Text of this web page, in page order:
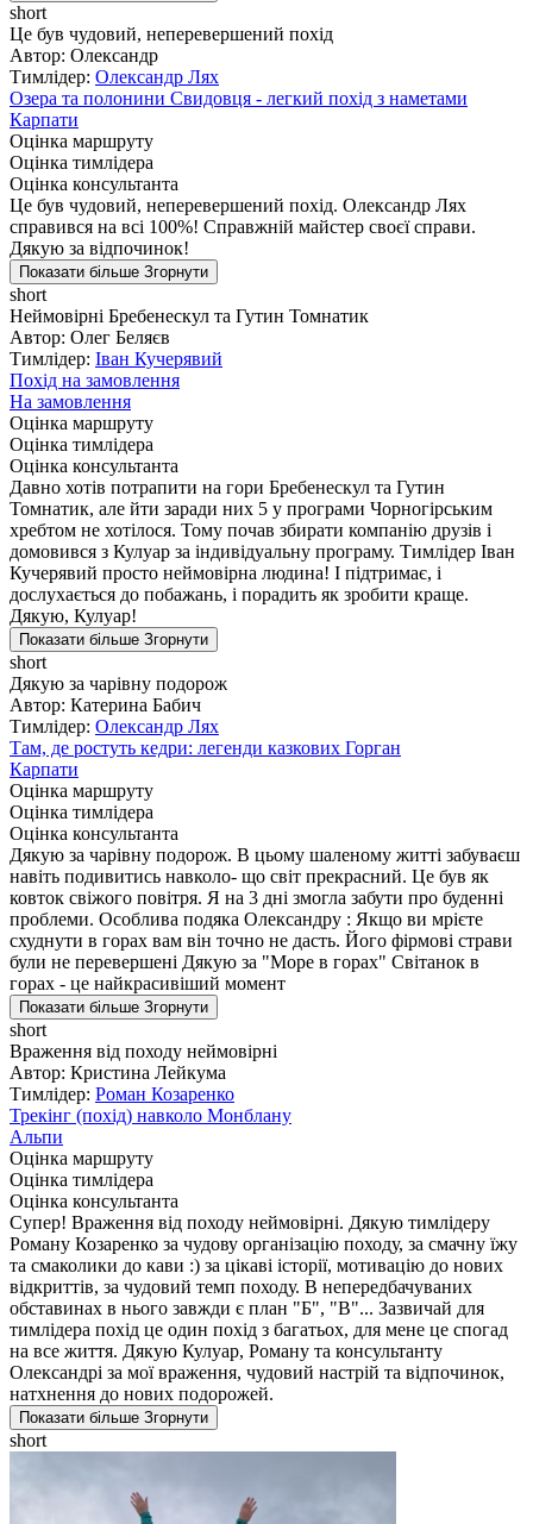
short
Це був чудовий, неперевершений похід
Автор: Олександр
Тимлідер: Олександр Лях
Озера та полонини Свидовця - легкий похід з наметами
Карпати
Оцінка маршруту
Оцінка тимлідера
Оцінка консультанта
Це був чудовий, неперевершений похід. Олександр Лях
справився на всі 100%! Справжній майстер своєї справи.
Дякую за відпочинок!
Показати більше Згорнути
short
Неймовірні Бребенескул та Гутин Томнатик
Автор: Олег Беляєв
Тимлідер: Іван Кучерявий
Похід на замовлення
На замовлення
Оцінка маршруту
Оцінка тимлідера
Оцінка консультанта
Давно хотів потрапити на гори Бребенескул та Гутин
Томнатик, але йти заради них 5 у програми Чорногірським
хребтом не хотілося. Тому почав збирати компанію друзів і
домовився з Кулуар за індивідуальну програму. Тимлідер Іван
Кучерявий просто неймовірна людина! І підтримає, і
дослухається до побажань, і порадить як зробити краще.
Дякую, Кулуар!
Показати більше Згорнути
short
Дякую за чарівну подорож
Автор: Катерина Бабич
Тимлідер: Олександр Лях
Там, де ростуть кедри: легенди казкових Горган
Карпати
Оцінка маршруту
Оцінка тимлідера
Оцінка консультанта
Дякую за чарівну подорож. В цьому шаленому житті забуваєш
навіть подивитись навколо- що світ прекрасний. Це був як
ковток свіжого повітря. Я на 3 дні змогла забути про буденні
проблеми. Особлива подяка Олександру : Якщо ви мрієте
схуднути в горах вам він точно не дасть. Його фірмові страви
були не перевершені Дякую за "Море в горах" Світанок в
горах - це найкрасивіший момент
Показати більше Згорнути
short
Враження від походу неймовірні
Автор: Кристина Лейкума
Тимлідер: Роман Козаренко
Трекінг (похід) навколо Монблану
Альпи
Оцінка маршруту
Оцінка тимлідера
Оцінка консультанта
Супер! Враження від походу неймовірні. Дякую тимлідеру
Роману Козаренко за чудову організацію походу, за смачну їжу
та смаколики до кави :) за цікаві історії, мотивацію до нових
відкриттів, за чудовий темп походу. В непередбачуваних
обставинах в нього завжди є план "Б", "В"... Зазвичай для
тимлідера похід це один похід з багатьох, для мене це спогад
на все життя. Дякую Кулуар, Роману та консультанту
Олександрі за мої враження, чудовий настрій та відпочинок,
натхнення до нових подорожей.
Показати більше Згорнути
short